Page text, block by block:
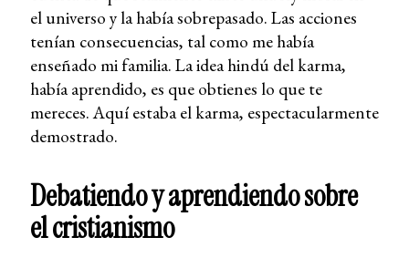
el universo y la había sobrepasado. Las acciones
tenían consecuencias, tal como me había
enseñado mi familia. La idea hindú del karma,
había aprendido, es que obtienes lo que te
mereces. Aquí estaba el karma, espectacularmente
demostrado.
Debatiendo y aprendiendo sobre
el cristianismo